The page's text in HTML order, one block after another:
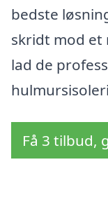
bedste
skridt mod et
lad de
Få 3 tilbud,